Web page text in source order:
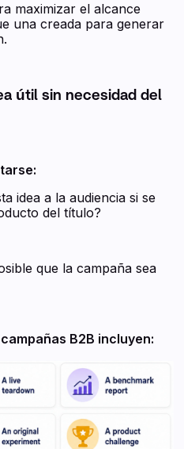
maximizar el alcance
una creada para generar
útil sin necesidad del
idea a la audiencia si se
del título?
que la campaña sea
B2B incluyen: